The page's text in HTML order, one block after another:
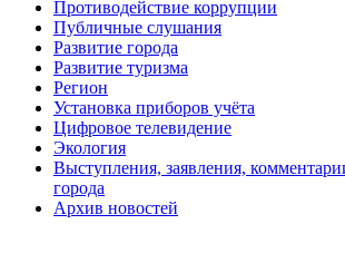
Противодействие коррупции
Публичные слушания
Развитие города
Развитие туризма
Регион
Установка приборов учёта
Цифровое телевидение
Экология
Выступления, заявления,
города
Архив новостей